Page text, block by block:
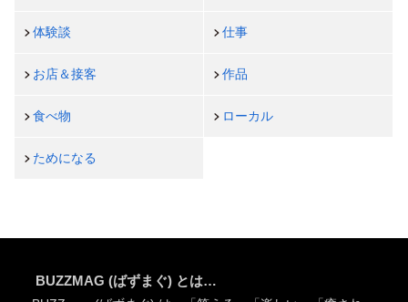
体験談 仕事
お店＆接客 作品
食べ物 ローカル
ためになる
BUZZMAG (ばずまぐ) とは…